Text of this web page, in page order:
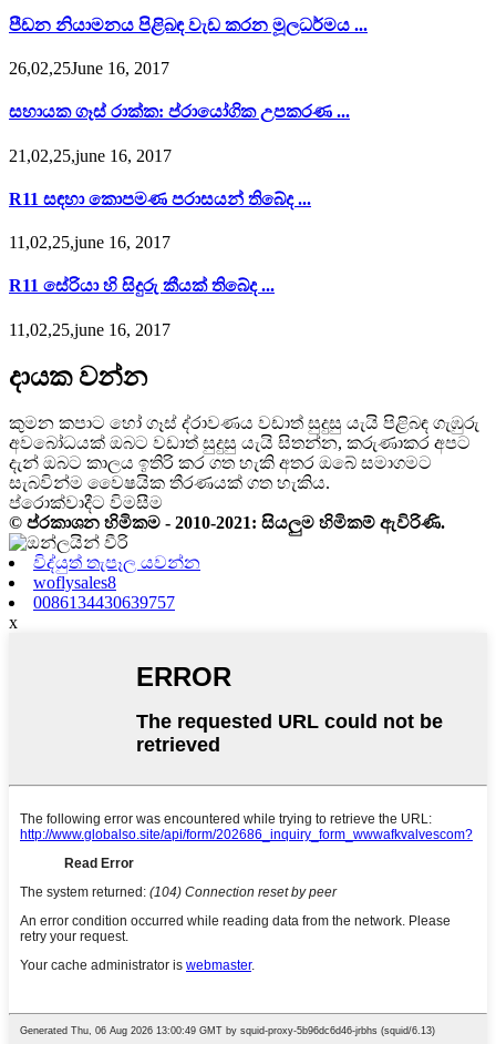
පීඩන නියාමනය පිළිබඳ වැඩ කරන මූලධර්මය ...
26,02,25June 16, 2017
සහායක ගෑස් රාක්ක: ප්රායෝගික උපකරණ ...
21,02,25,june 16, 2017
R11 සඳහා කොපමණ පරාසයන් තිබේද ...
11,02,25,june 16, 2017
R11 සේරියා හි සිදුරු කීයක් තිබේද ...
11,02,25,june 16, 2017
දායක වන්න
කුමන කපාට හෝ ගෑස් ද්රාවණය වඩාත් සුදුසු යැයි පිළිබඳ ගැඹුරු
අවබෝධයක් ඔබට වඩාත් සුදුසු යැයි සිතන්න, කරුණාකර අපට
දැන් ඔබට කාලය ඉතිරි කර ගත හැකි අතර ඔබේ සමාගමට
සැබවින්ම වෛෂයික තීරණයක් ගත හැකිය.
ප්රොක්වාදීට විමසීම
© ප්රකාශන හිමිකම - 2010-2021: සියලුම හිමිකම් ඇවිරිණි.
විද්යුත් තැපෑල යවන්න
woflysales8
0086134430639757
x